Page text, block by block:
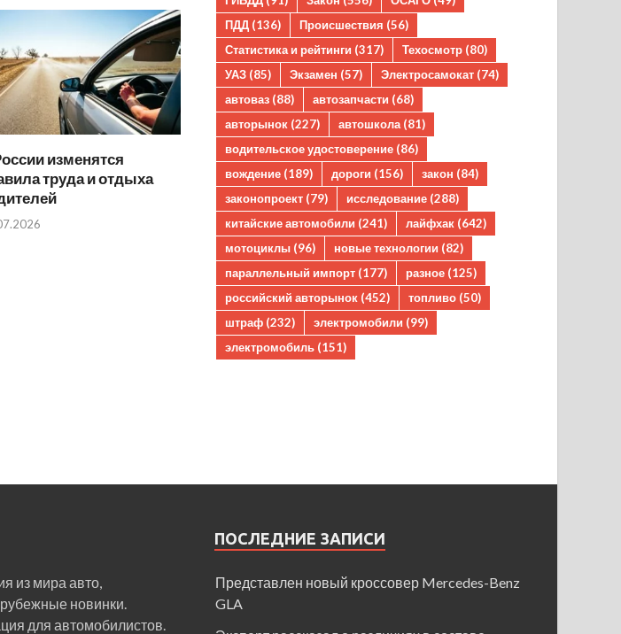
изменятся
труда и отдыха
ПДД (136) Происшествия (56)
Статистика и рейтинги (317) Техосмотр (80)
УАЗ (85) Экзамен (57) Электросамокат (74)
автоваз (88) автозапчасти (68)
авторынок (227) автошкола (81)
водительское удостоверение (86)
вождение (189) дороги (156) закон (84)
законопроект (79) исследование (288)
китайские автомобили (241) лайфхак (642)
мотоциклы (96) новые технологии (82)
параллельный импорт (177) разное (125)
российский авторынок (452) топливо (50)
штраф (232) электромобили (99)
электромобиль (151)
из мира авто,
новинки.
для автомобилистов.
ПОСЛЕДНИЕ ЗАПИСИ
Представлен новый кроссовер Mercedes-Benz
GLA